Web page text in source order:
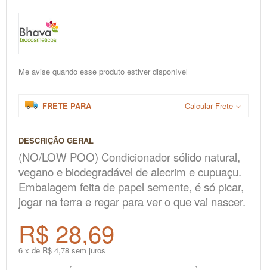
Me avise quando esse produto estiver disponível
FRETE PARA Calcular Frete
DESCRIÇÃO GERAL
(NO/LOW POO) Condicionador sólido natural,
vegano e biodegradável de alecrim e cupuaçu.
Embalagem feita de papel semente, é só picar,
jogar na terra e regar para ver o que vai nascer.
R$ 28,69
6 x de R$ 4,78 sem juros